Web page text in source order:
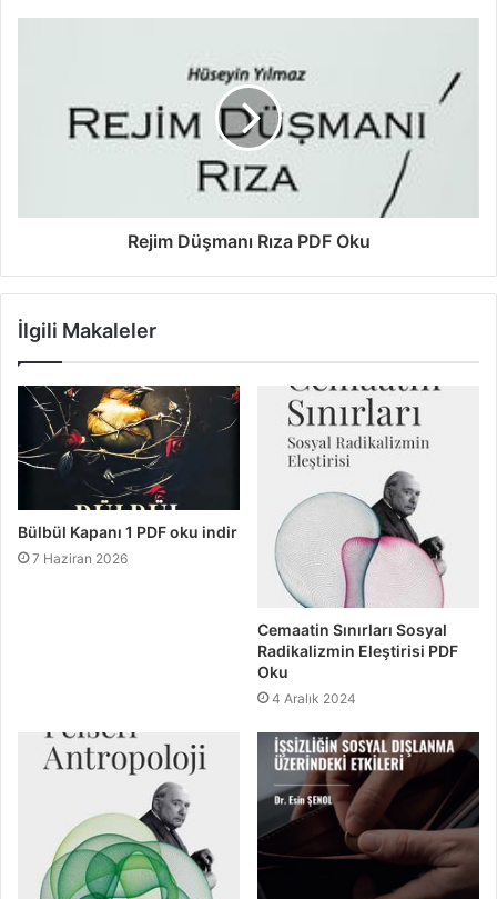
Rejim Düşmanı Rıza PDF Oku
İlgili Makaleler
Bülbül Kapanı 1 PDF oku indir
7 Haziran 2026
Cemaatin Sınırları Sosyal
Radikalizmin Eleştirisi PDF
Oku
4 Aralık 2024